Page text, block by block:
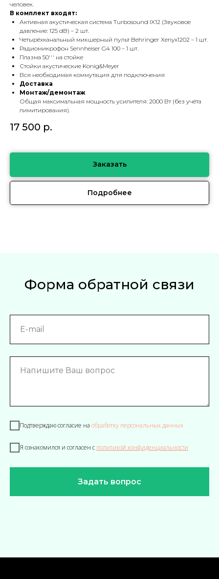
человек.
В комплект входят:
Активная акустическая система Turbosound IX12 (Звуковое
давление: 125 dB) – 2 шт.
Четырёхканальный микшерный пульт Behringer Xenyx1202 – 1 шт.
Радиомикрофон Sennheiser G4 100 – 1 шт.
Плазма 50''' на стойке
Стойки акустические Konig&Meyer
Вся необходимая коммутация для подключения
Доставка
Монтаж/демонтаж
Общая максимальная мощность усилителя: 2000 Вт (без учёта
лимитирования).
17 500 р.
Заказать
Подробнее
Форма обратной связи
Подтверждаю согласие на обработку персональных данных
Я ознакомился и согласен с политикой конфиденциальности
Задать вопрос